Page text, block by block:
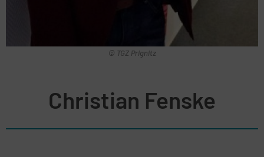
© TGZ Prignitz
Christian Fenske